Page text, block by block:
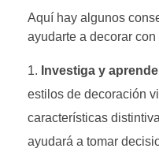
Aquí hay algunos
ayudarte a decorar
Investiga y aprende
estilos de decoración
características
ayudará a tomar